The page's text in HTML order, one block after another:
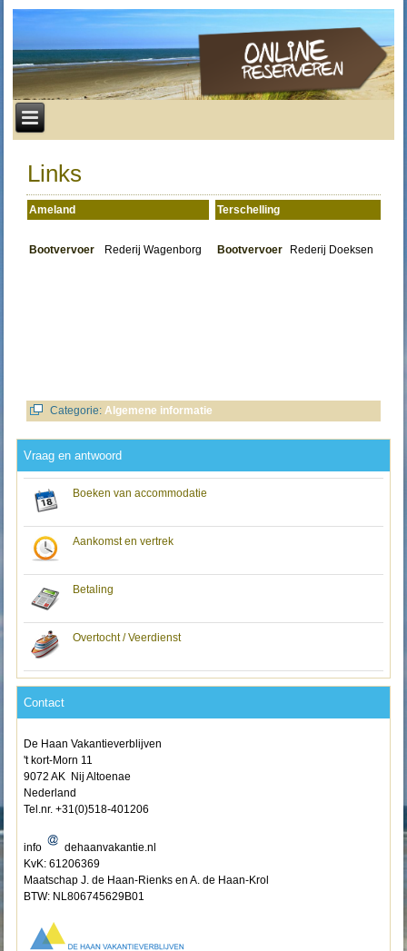
Links
Ameland Terschelling
Bootvervoer Rederij Wagenborg Bootvervoer Rederij Doeksen
Categorie:Algemene informatie
Vraag en antwoord
Boeken van accommodatie
Aankomst en vertrek
Betaling
Overtocht / Veerdienst
Contact
De Haan Vakantieverblijven
't kort-Morn 11
9072 AK Nij Altoenae
Nederland
Tel.nr. +31(0)518-401206
info
dehaanvakantie.nl
KvK: 61206369
Maatschap J. de Haan-Rienks en A. de Haan-Krol
BTW: NL806745629B01